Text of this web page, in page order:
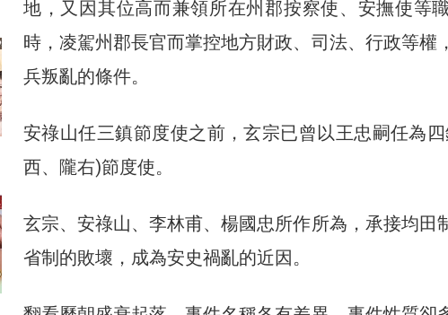
地，又因其位高而兼領所在州郡按察使、安撫使等
時，凌駕州郡長官而掌控地方財政、司法、行政等權
兵叛亂的條件。
安祿山任三鎮節度使之前，玄宗已曾以王忠嗣任為
西、隴右)節度使。
玄宗、安祿山、李林甫、楊國忠所作所為，承接均田
省制的敗壞，成為安史禍亂的近因。